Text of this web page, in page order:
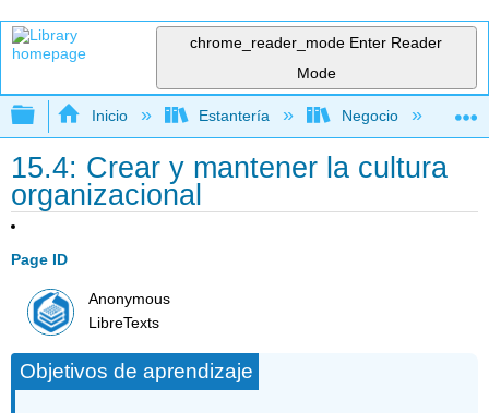
chrome_reader_mode Enter Reader
Mode
Expandir/contraer jerarquía global
Inicio Estantería Negocio
15.4: Crear y mantener la cultura
organizacional
Page ID
Anonymous
LibreTexts
Objetivos de aprendizaje